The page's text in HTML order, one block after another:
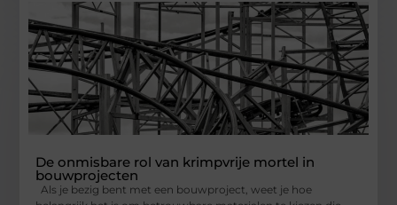
De onmisbare rol van krimpvrije mortel in
bouwprojecten
Als je bezig bent met een bouwproject, weet je hoe